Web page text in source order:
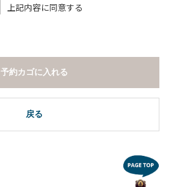
上記内容に同意する
戻る
予約カゴに入れる